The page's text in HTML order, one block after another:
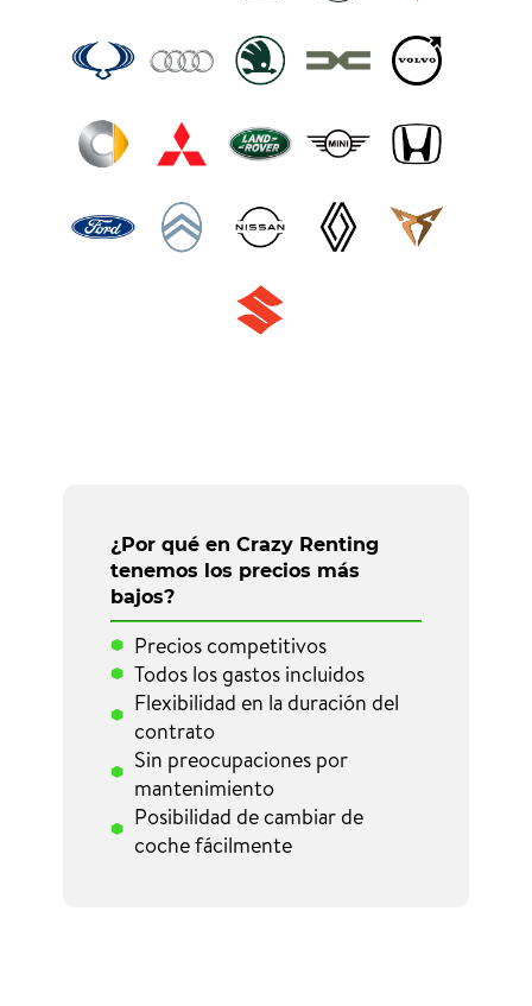
¿Por qué en Crazy Renting
tenemos los precios más
bajos?
Precios competitivos
Todos los gastos incluidos
Flexibilidad en la duración del
contrato
Sin preocupaciones por
mantenimiento
Posibilidad de cambiar de
coche fácilmente